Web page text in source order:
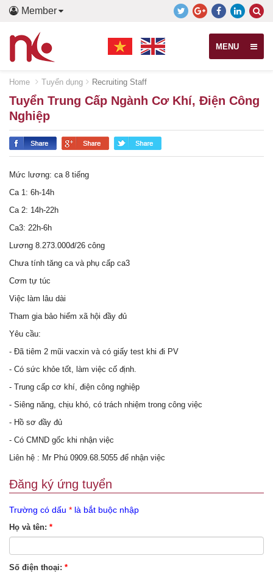
Member
MENU
Home Tuyển dụng Recruiting Staff
Tuyển Trung Cấp Ngành Cơ Khí, Điện Công
Nghiệp
Mức lương: ca 8 tiếng
Ca 1: 6h-14h
Ca 2: 14h-22h
Ca3: 22h-6h
Lương 8.273.000đ/26 công
Chưa tính tăng ca và phụ cấp ca3
Cơm tự túc
Việc làm lâu dài
Tham gia bảo hiểm xã hội đầy đủ
Yêu cầu:
- Đã tiêm 2 mũi vacxin và có giấy test khi đi PV
- Có sức khỏe tốt, làm việc cố định.
- Trung cấp cơ khí, điện công nghiệp
- Siêng năng, chịu khó, có trách nhiệm trong công việc
- Hồ sơ đầy đủ
- Có CMND gốc khi nhận việc
Liên hệ : Mr Phú 0909.68.5055 để nhận việc
Đăng ký ứng tuyển
Trường có dấu * là bắt buộc nhập
Họ và tên: *
Số điện thoại: *